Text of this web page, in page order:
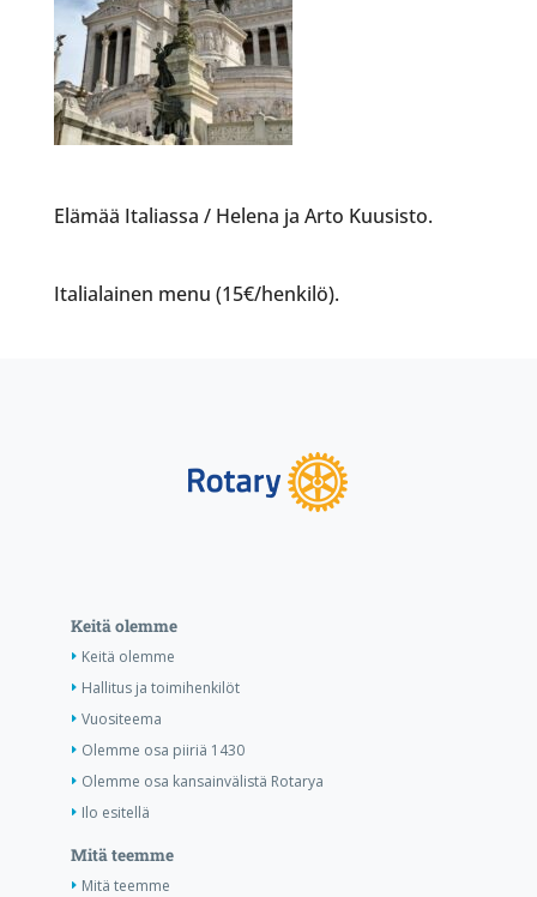
Elämää Italiassa / Helena ja Arto Kuusisto.
Italialainen menu (15€/henkilö).
Keitä olemme
Keitä olemme
Hallitus ja toimihenkilöt
Vuositeema
Olemme osa piiriä 1430
Olemme osa kansainvälistä Rotarya
Ilo esitellä
Mitä teemme
Mitä teemme